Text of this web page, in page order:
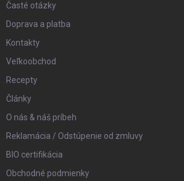
Časté otázky
Doprava a platba
Kontakty
Veľkoobchod
Recepty
Články
O nás & náš príbeh
Reklamácia / Odstúpenie od zmluvy
BIO certifikácia
Obchodné podmienky